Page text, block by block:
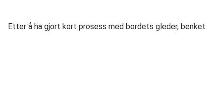
Etter å ha gjort kort prosess med bordets gleder,